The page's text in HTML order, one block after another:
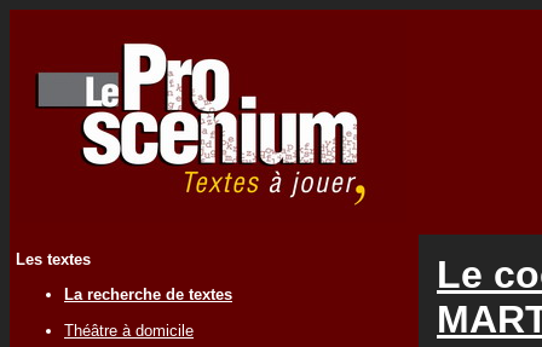
Les textes
La recherche de textes
Théâtre à domicile
Le